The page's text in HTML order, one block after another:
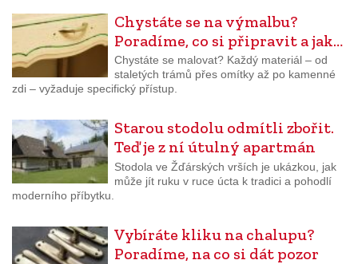
Chystáte se na výmalbu?
Poradíme, co si připravit a jak…
Chystáte se malovat? Každý materiál – od
staletých trámů přes omítky až po kamenné
zdi – vyžaduje specifický přístup.
Starou stodolu odmítli zbořit.
Teď je z ní útulný apartmán
Stodola ve Žďárských vrších je ukázkou, jak
může jít ruku v ruce úcta k tradici a pohodlí
moderního příbytku.
Vybíráte kliku na chalupu?
Poradíme, na co si dát pozor